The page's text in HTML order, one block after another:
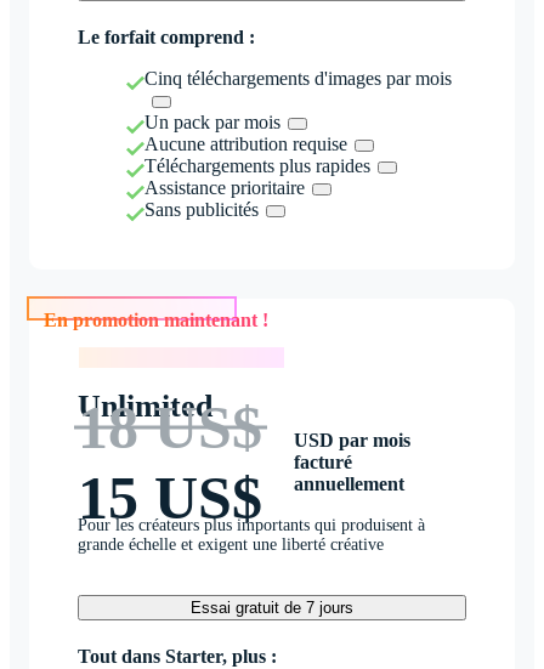
Le forfait comprend :
Cinq téléchargements d'images par mois
Un pack par mois
Aucune attribution requise
Téléchargements plus rapides
Assistance prioritaire
Sans publicités
En promotion maintenant !
Unlimited
18 US$
15 US$
USD par mois
facturé
annuellement
Pour les créateurs plus importants qui produisent à
grande échelle et exigent une liberté créative
Essai gratuit de 7 jours
Tout dans Starter, plus :